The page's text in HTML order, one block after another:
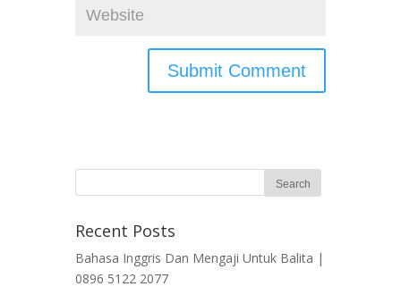
Recent Posts
Bahasa Inggris Dan Mengaji Untuk Balita |
0896 5122 2077